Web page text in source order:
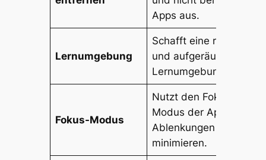
Apps aus.
Lernumgebung
Schafft eine ruhige
und aufgeräumte
Lernumgebung.
Fokus-Modus
Nutzt den Fokus-
Modus der App, um
Ablenkungen zu
minimieren.